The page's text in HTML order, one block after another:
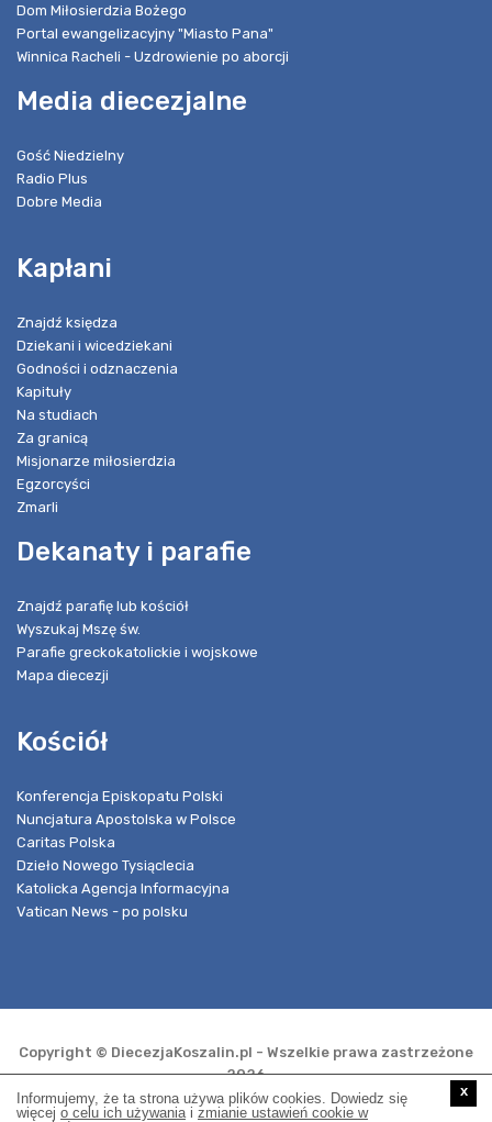
Dom Miłosierdzia Bożego
Portal ewangelizacyjny "Miasto Pana"
Winnica Racheli - Uzdrowienie po aborcji
Media diecezjalne
Gość Niedzielny
Radio Plus
Dobre Media
Kapłani
Znajdź księdza
Dziekani i wicedziekani
Godności i odznaczenia
Kapituły
Na studiach
Za granicą
Misjonarze miłosierdzia
Egzorcyści
Zmarli
Dekanaty i parafie
Znajdź parafię lub kościół
Wyszukaj Mszę św.
Parafie greckokatolickie i wojskowe
Mapa diecezji
Kościół
Konferencja Episkopatu Polski
Nuncjatura Apostolska w Polsce
Caritas Polska
Dzieło Nowego Tysiąclecia
Katolicka Agencja Informacyjna
Vatican News - po polsku
Copyright © DiecezjaKoszalin.pl - Wszelkie prawa zastrzeżone
2026
Informujemy, że ta strona używa plików cookies. Dowiedz się
więcej o celu ich używaniai zmianie ustawień cookie w
x